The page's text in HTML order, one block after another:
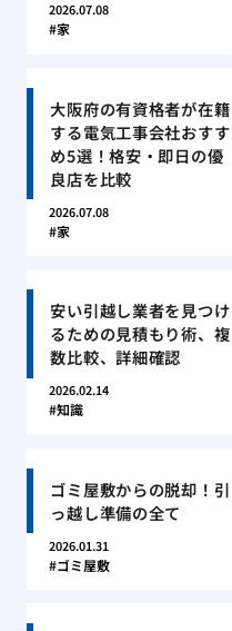
2026.07.08
家
大阪府の有資格者が在籍
する電気工事会社おすす
め5選！格安・即日の優
良店を比較
2026.07.08
家
安い引越し業者を見つけ
るための見積もり術、複
数比較、詳細確認
2026.02.14
知識
ゴミ屋敷からの脱却！引
っ越し準備の全て
2026.01.31
ゴミ屋敷